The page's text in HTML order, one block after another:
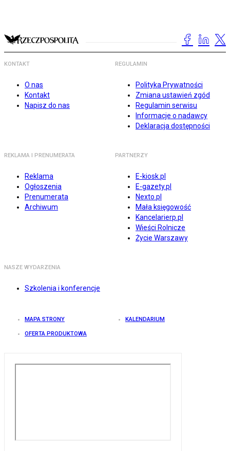
KONTAKT
O nas
Kontakt
Napisz do nas
REGULAMIN
Polityka Prywatności
Zmiana ustawień zgód
Regulamin serwisu
Informacje o nadawcy
Deklaracja dostępności
REKLAMA I PRENUMERATA
Reklama
Ogłoszenia
Prenumerata
Archiwum
PARTNERZY
E-kiosk.pl
E-gazety.pl
Nexto.pl
Mała księgowość
Kancelarierp.pl
Wieści Rolnicze
Życie Warszawy
NASZE WYDARZENIA
Szkolenia i konferencje
MAPA STRONY KALENDARIUM
OFERTA PRODUKTOWA